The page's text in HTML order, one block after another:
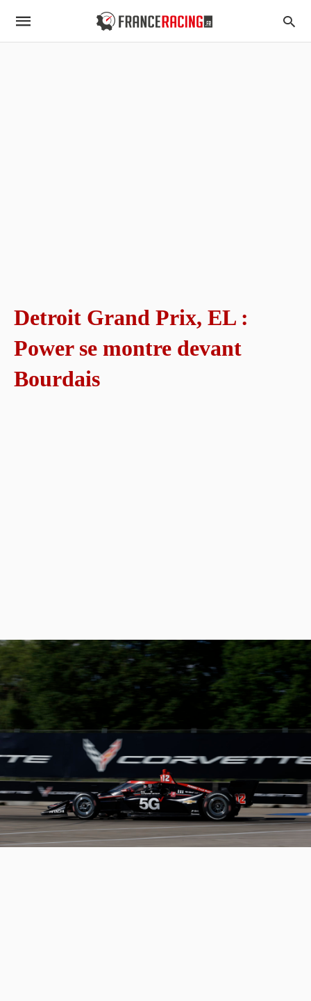
Detroit Grand Prix, EL :
Power se montre devant
Bourdais